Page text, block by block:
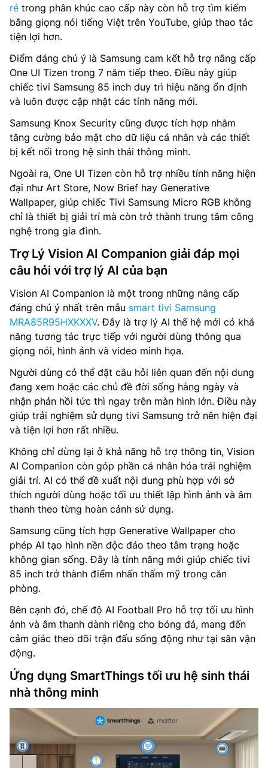
rẻ trong phân khúc cao cấp này còn hỗ trợ tìm kiếm
bằng giọng nói tiếng Việt trên YouTube, giúp thao tác
tiện lợi hơn.
Điểm đáng chú ý là Samsung cam kết hỗ trợ nâng cấp
One UI Tizen trong 7 năm tiếp theo. Điều này giúp
chiếc tivi Samsung 85 inch duy trì hiệu năng ổn định
và luôn được cập nhật các tính năng mới.
Samsung Knox Security cũng được tích hợp nhằm
tăng cường bảo mật cho dữ liệu cá nhân và các thiết
bị kết nối trong hệ sinh thái thông minh.
Ngoài ra, One UI Tizen còn hỗ trợ nhiều tính năng hiện
đại như Art Store, Now Brief hay Generative
Wallpaper, giúp chiếc Tivi Samsung Micro RGB không
chỉ là thiết bị giải trí mà còn trở thành trung tâm công
nghệ trong gia đình.
Trợ Lý Vision AI Companion giải đáp mọi
câu hỏi với trợ lý AI của bạn
Vision AI Companion là một trong những nâng cấp
đáng chú ý nhất trên mẫu smart tivi Samsung
MRA85R95HXKXXV. Đây là trợ lý AI thế hệ mới có khả
năng tương tác trực tiếp với người dùng thông qua
giọng nói, hình ảnh và video minh họa.
Người dùng có thể đặt câu hỏi liên quan đến nội dung
đang xem hoặc các chủ đề đời sống hằng ngày và
nhận phản hồi tức thì ngay trên màn hình lớn. Điều này
giúp trải nghiệm sử dụng tivi Samsung trở nên hiện đại
và tiện lợi hơn rất nhiều.
Không chỉ dừng lại ở khả năng hỗ trợ thông tin, Vision
AI Companion còn góp phần cá nhân hóa trải nghiệm
giải trí. AI có thể đề xuất nội dung phù hợp với sở
thích người dùng hoặc tối ưu thiết lập hình ảnh và âm
thanh theo từng hoàn cảnh sử dụng.
Samsung cũng tích hợp Generative Wallpaper cho
phép AI tạo hình nền độc đáo theo tâm trạng hoặc
không gian sống. Đây là tính năng mới giúp chiếc tivi
85 inch trở thành điểm nhấn thẩm mỹ trong căn
phòng.
Bên cạnh đó, chế độ AI Football Pro hỗ trợ tối ưu hình
ảnh và âm thanh dành riêng cho bóng đá, mang đến
cảm giác theo dõi trận đấu sống động như tại sân vận
động.
Ứng dụng SmartThings tối ưu hệ sinh thái
nhà thông minh